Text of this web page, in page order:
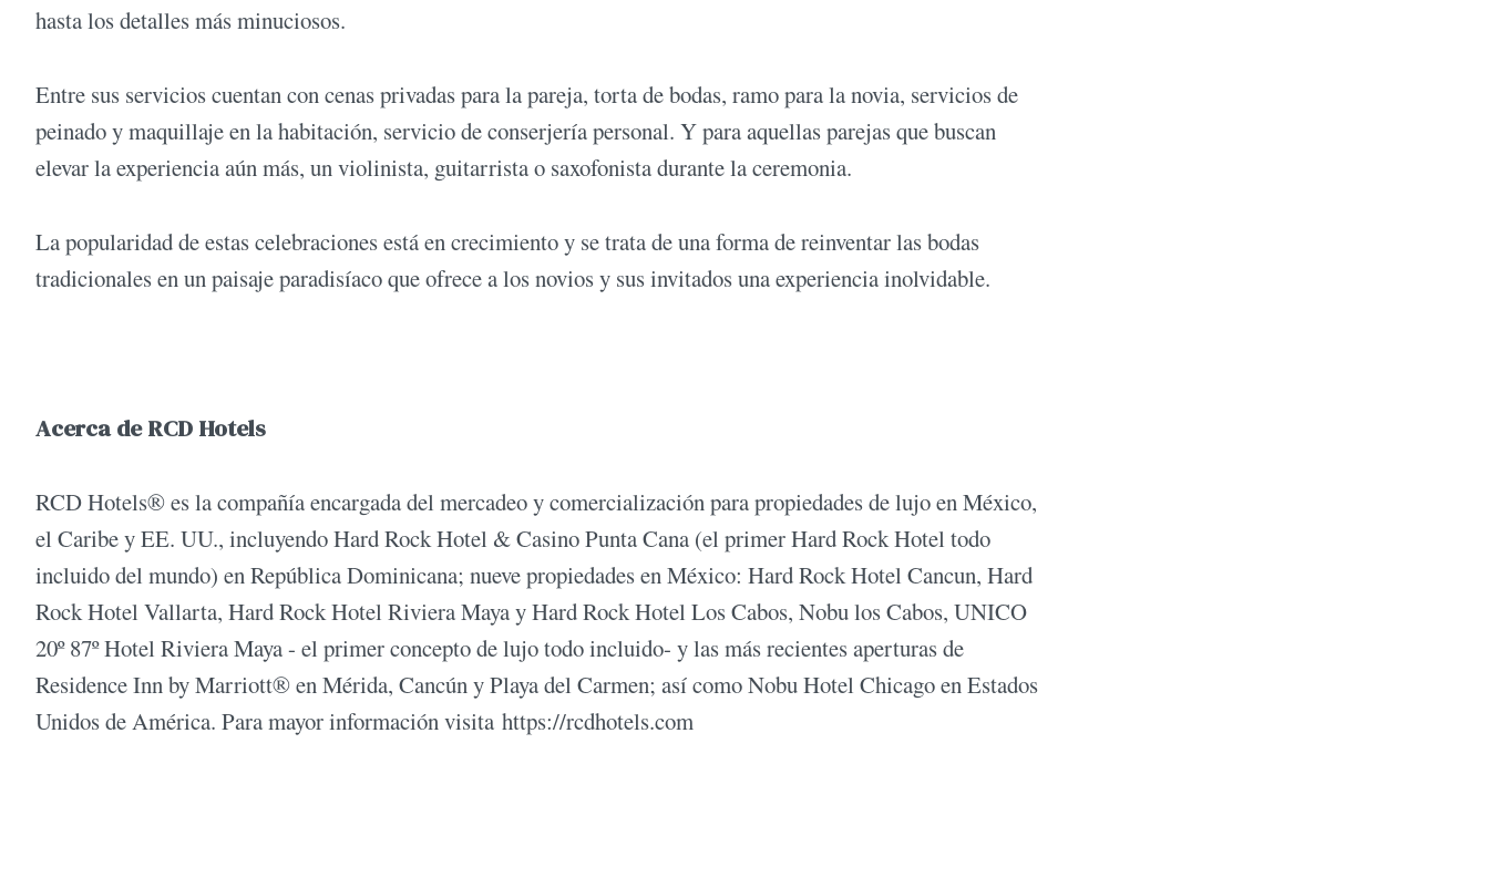
hasta los detalles más minuciosos.
Entre sus servicios cuentan con cenas privadas para la pareja, torta de bodas, ramo para la novia, servicios de
peinado y maquillaje en la habitación, servicio de conserjería personal. Y para aquellas parejas que buscan
elevar la experiencia aún más, un violinista, guitarrista o saxofonista durante la ceremonia.
La popularidad de estas celebraciones está en crecimiento y se trata de una forma de reinventar las bodas
tradicionales en un paisaje paradisíaco que ofrece a los novios y sus invitados una experiencia inolvidable.
Acerca de RCD Hotels
RCD Hotels®️ es la compañía encargada del mercadeo y comercialización para propiedades de lujo en México,
el Caribe y EE. UU., incluyendo Hard Rock Hotel & Casino Punta Cana (el primer Hard Rock Hotel todo
incluido del mundo) en República Dominicana; nueve propiedades en México: Hard Rock Hotel Cancun, Hard
Rock Hotel Vallarta, Hard Rock Hotel Riviera Maya y Hard Rock Hotel Los Cabos, Nobu los Cabos, UNICO
20º 87º Hotel Riviera Maya - el primer concepto de lujo todo incluido- y las más recientes aperturas de
Residence Inn by Marriott® en Mérida, Cancún y Playa del Carmen; así como Nobu Hotel Chicago en Estados
Unidos de América. Para mayor información visita https://rcdhotels.com